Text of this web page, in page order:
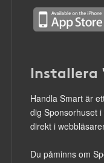
Installera
Handla Smart är
dig Sponsorhuset
direkt i
Du påminns om